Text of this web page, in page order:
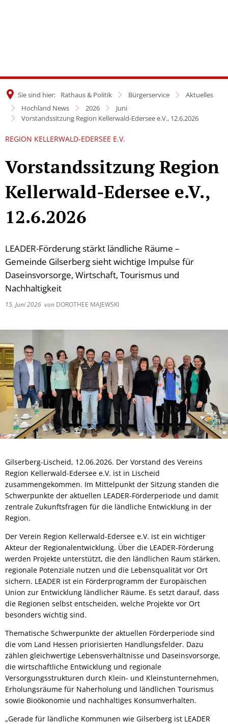
Sie sind hier: Rathaus & Politik Bürgerservice
Aktuelles
Hochland News
2026
Juni
Vorstandssitzung Region Kellerwald-Edersee e.V., 12.6.2026
REGION KELLERWALD-EDERSEE E.V.
Vorstandssitzung Region
Kellerwald-Edersee e.V.,
12.6.2026
LEADER-Förderung stärkt ländliche Räume –
Gemeinde Gilserberg sieht wichtige Impulse für
Daseinsvorsorge, Wirtschaft, Tourismus und
Nachhaltigkeit
15. Juni 2026 von DOROTHEE MAJEWSKI
Gilserberg-Lischeid, 12.06.2026. Der Vorstand des Vereins
Region Kellerwald-Edersee e.V. ist in Lischeid
zusammengekommen. Im Mittelpunkt der Sitzung standen die
Schwerpunkte der aktuellen LEADER-Förderperiode und damit
zentrale Zukunftsfragen für die ländliche Entwicklung in der
Region.
Der Verein Region Kellerwald-Edersee e.V. ist ein wichtiger
Akteur der Regionalentwicklung. Über die LEADER-Förderung
werden Projekte unterstützt, die den ländlichen Raum stärken,
regionale Potenziale nutzen und die Lebensqualität vor Ort
sichern. LEADER ist ein Förderprogramm der Europäischen
Union zur Entwicklung ländlicher Räume. Es setzt darauf, dass
die Regionen selbst entscheiden, welche Projekte vor Ort
besonders wichtig sind.
Thematische Schwerpunkte der aktuellen Förderperiode sind
die vom Land Hessen priorisierten Handlungsfelder. Dazu
zählen gleichwertige Lebensverhältnisse und Daseinsvorsorge,
die wirtschaftliche Entwicklung und regionale
Versorgungsstrukturen durch Klein- und Kleinstunternehmen,
Erholungsräume für Naherholung und ländlichen Tourismus
sowie Bioökonomie und nachhaltiges Konsumverhalten.
„Gerade für ländliche Kommunen wie Gilserberg ist LEADER